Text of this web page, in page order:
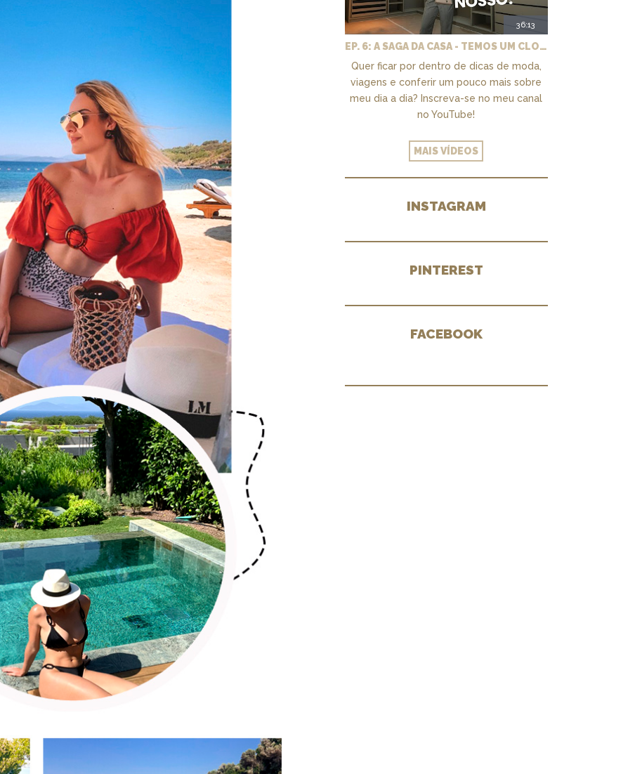
36:13
EP. 6: A SAGA DA CASA - TEMOS UM CLOSET PRA CHAMAR DE NOSSO + MARCENARIA E PAISAGISMO
Quer ficar por dentro de dicas de moda,
viagens e conferir um pouco mais sobre
meu dia a dia? Inscreva-se no meu canal
no YouTube!
MAIS VÍDEOS
INSTAGRAM
PINTEREST
FACEBOOK